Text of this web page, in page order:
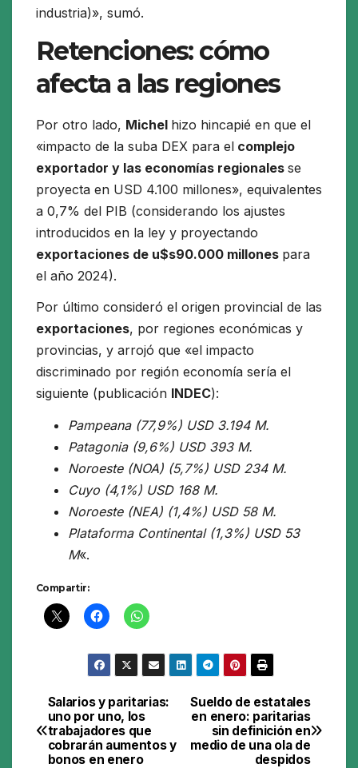
industria)», sumó.
Retenciones: cómo
afecta a las regiones
Por otro lado, Michel hizo hincapié en que el
«impacto de la suba DEX para el complejo
exportador y las economías regionales se
proyecta en USD 4.100 millones», equivalentes
a 0,7% del PIB (considerando los ajustes
introducidos en la ley y proyectando
exportaciones de u$s90.000 millones para
el año 2024).
Por último consideró el origen provincial de las
exportaciones, por regiones económicas y
provincias, y arrojó que «el impacto
discriminado por región economía sería el
siguiente (publicación INDEC):
Pampeana (77,9%) USD 3.194 M.
Patagonia (9,6%) USD 393 M.
Noroeste (NOA) (5,7%) USD 234 M.
Cuyo (4,1%) USD 168 M.
Noroeste (NEA) (1,4%) USD 58 M.
Plataforma Continental (1,3%) USD 53
M«.
Compartir:
Navegación
de
Sueldo de estatales
en enero: paritarias
sin definición en
medio de una ola de
despidos
Salarios y paritarias:
uno por uno, los
trabajadores que
cobrarán aumentos y
bonos en enero